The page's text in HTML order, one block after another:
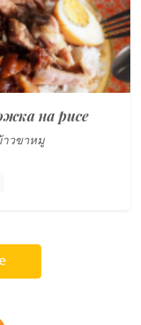
на рисе
าวขาหมู